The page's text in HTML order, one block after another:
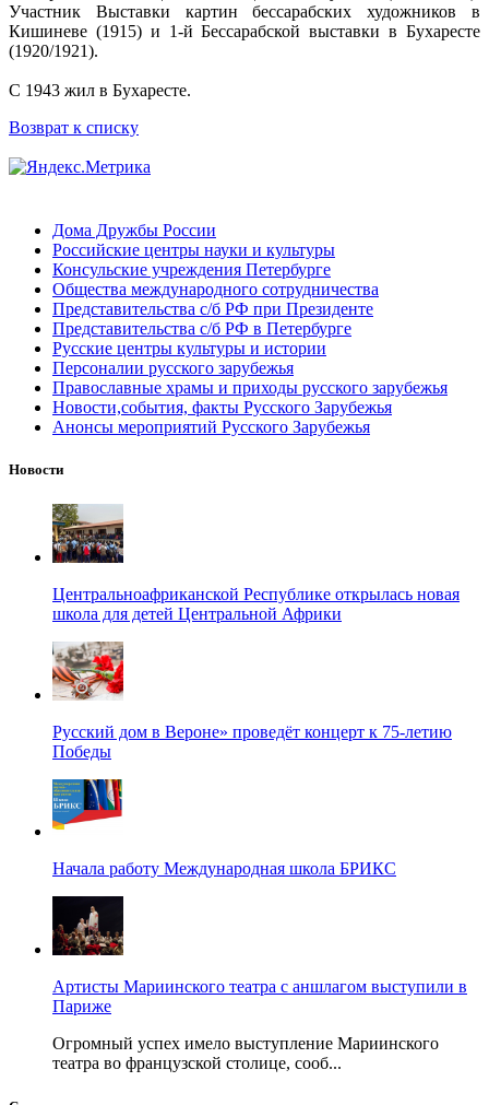
Участник Выставки картин бессарабских художников в
Кишиневе (1915) и 1-й Бессарабской выставки в Бухаресте
(1920/1921).
С 1943 жил в Бухаресте.
Возврат к списку
Дома Дружбы России
Российские центры науки и культуры
Консульские учреждения Петербурге
Общества международного сотрудничества
Представительства с/б РФ при Президенте
Представительства с/б РФ в Петербурге
Русские центры культуры и истории
Персоналии русского зарубежья
Православные храмы и приходы русского зарубежья
Новости,события, факты Русского Зарубежья
Анонсы мероприятий Русского Зарубежья
Новости
Центральноафриканской Республике открылась новая
школа для детей Центральной Африки
Русский дом в Вероне» проведёт концерт к 75-летию
Победы
Начала работу Международная школа БРИКС
Артисты Мариинского театра с аншлагом выступили в
Париже
Огромный успех имело выступление Мариинского
театра во французской столице, сооб...